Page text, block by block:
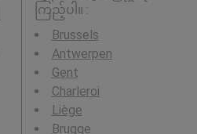
ကြည့်ပါ။ :
Brussels
Antwerpen
Gent
Charleroi
Liège
Brugge